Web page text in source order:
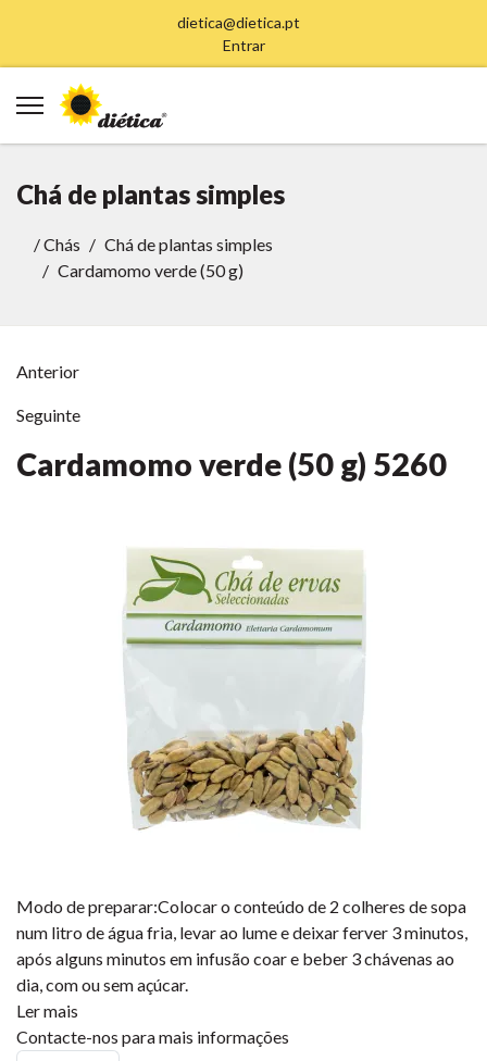
dietica@dietica.pt
Entrar
Chá de plantas simples
/Chás
Chá de plantas simples
Cardamomo verde (50 g)
Anterior
Seguinte
Cardamomo verde (50 g) 5260
Modo de preparar:Colocar o conteúdo de 2 colheres de sopa
num litro de água fria, levar ao lume e deixar ferver 3 minutos,
após alguns minutos em infusão coar e beber 3 chávenas ao
dia, com ou sem açúcar.
Ler mais
Contacte-nos para mais informações